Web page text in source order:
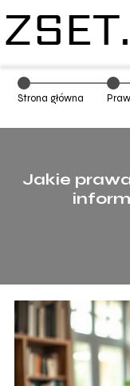
Strona główna
Jakie